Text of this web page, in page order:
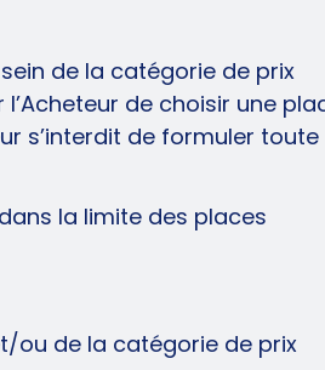
de la catégorie de prix
de choisir une
s’interdit de formuler toute
la limite des places
ou de la catégorie de prix